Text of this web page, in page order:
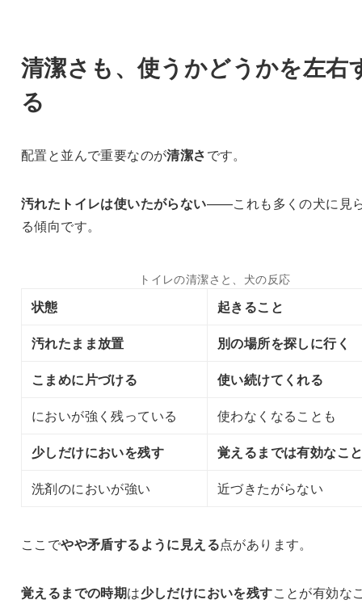
清潔さも、使うかどうかを左右
る
配置と並んで重要なのが清潔さです。
汚れたトイレは使いたがらない——これも多くの犬に見
る傾向です。
トイレの清潔さと、犬の反応
状態
起きること
汚れたまま放置
別の場所を探しに行く
こまめに片づける
使い続けてくれる
においが強く残っている
使わなくなることも
少しだけにおいを残す
覚えるまでは有効なこ
洗剤のにおいが強い
近づきたがらない
ここでやや矛盾するように見える点があります。
覚えるまでの時期は少しだけにおいを残すことが有効な